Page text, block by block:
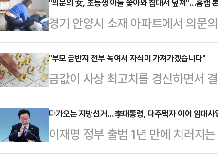
외수정 시술을 위해 해당 병원에 본
이식하기로 했다. 부부는 2025년
건강한…
무부가 지난달 30일(현지시간) 추
왕자가 실내 바닥에 누워있는 한 여
진에서 앤드루는 바닥에 누워있는
다. 또 다른 사진들에서는 누운 여
거나 여성의 옆구리에 손을 올린 채
다.BBC는…
"의문의 女, 초등생 아들 쫓아와 침대서 덮쳐"…홈캠
경기 안양시 소재 아파트에서 의문
안까지 따라와 추행한 사건이 발생
장'에 따르면 워킹맘인 제보자 A씨
이 학원이 끝났을 시간임에도 통화
인했다가 경악했다.회사에서 근무
있는 여자가 누구냐"고 물었다. 아
줌마가 '어떤 연예인 좋아하느냐'고
오는데 계속 집…
"부모 금반지 전부 녹여서 자식이 가져가겠습니다"
금값이 사상 최고치를 경신하면서
반지를 녹여 새 반지를 만드는 사
르피가로에 따르면 치솟는 금값때
을 위해 대안을 찾고 있다. 금값은
로 온스당 5천달러를 넘어서기도
다가오는 지방선거…李대통령, 다주택자 이어 임대사
이재명 정부 출범 1년 만에 치러지
가운데 여권이 '부동산 시장 정상화